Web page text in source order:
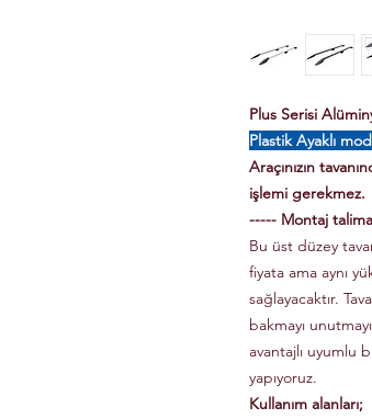
Plus Serisi
Plastik Ayaklı
Araçınızın
işlemi gerekmez.
----- Montaj
Bu üst düzey
fiyata ama aynı
sağlayacaktır.
bakmayı
avantajlı uyumlu
yapıyoruz.
Kullanım alanları;